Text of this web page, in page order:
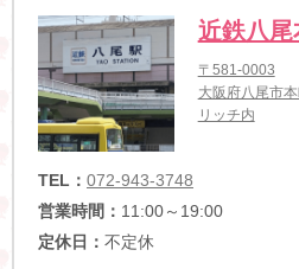
近鉄八尾
〒581-0003
大阪府八尾市
リッチ内
TEL： 072-943-3748
営業時間： 11:00～19:00
定休日： 不定休